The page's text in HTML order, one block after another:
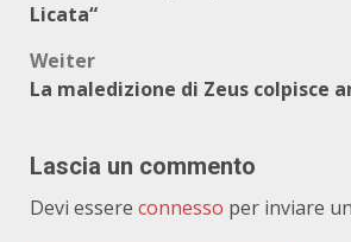
Licata“
Weiter
La maledizione di Zeus colpisce
Lascia un commento
Devi essere connesso per inviare